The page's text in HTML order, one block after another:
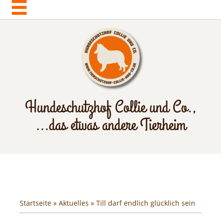
Hundeschutzhof Collie und Co.,
...das etwas andere Tierheim
Startseite » Aktuelles » Till darf endlich glücklich sein